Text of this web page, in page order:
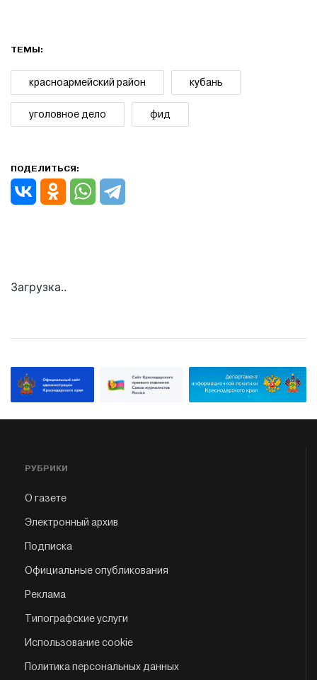
ТЕМЫ:
красноармейский район кубань
уголовное дело фид
ПОДЕЛИТЬСЯ:
Загрузка..
РУБРИКИ
О газете
Электронный архив
Подписка
Официальные опубликования
Реклама
Типографские услуги
Использование cookie
Политика персональных данных